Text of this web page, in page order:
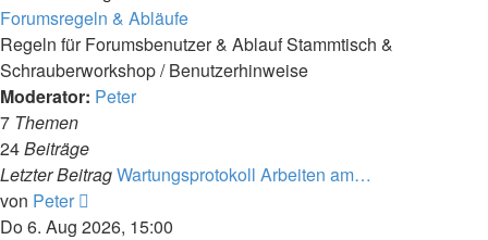
Forumsregeln & Abläufe
Regeln für Forumsbenutzer & Ablauf Stammtisch &
Schrauberworkshop / Benutzerhinweise
Moderator: Peter
7 Themen
24Beiträge
Letzter BeitragWartungsprotokoll Arbeiten am…
von Peter
Beitrag
Do 6. Aug 2026, 15:00